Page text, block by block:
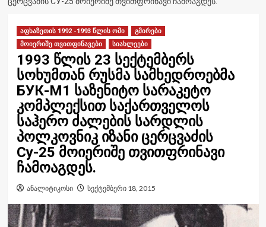
აფხაზეთის 1992 -1993 წლის ომი
გმირები
მოიერიშე თვითფინავები
სიახლეები
1993 წლის 23 სექტემბერს
სოხუმთან რუსმა სამხედროებმა
БУК-М1 საზენიტო სარაკეტო
კომპლექსით საქართველოს
საჰერო ძალების სარდლის
პოლკოვნიკ იზანი ცერცვაძის
Су-25 მოიერიშე თვითფრინავი
ჩამოაგდეს.
ანალიტიკოსი სექტემბერი 18, 2015